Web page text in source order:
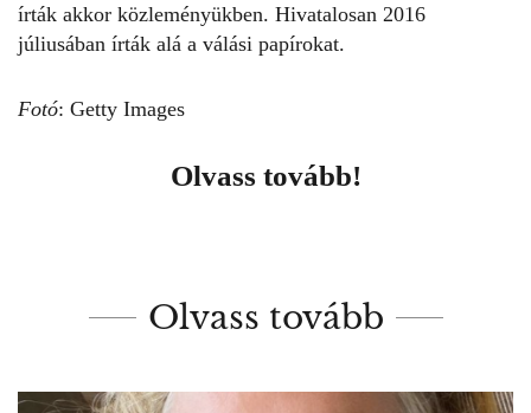
írták akkor közleményükben. Hivatalosan 2016
júliusában írták alá a válási papírokat.
Fotó: Getty Images
Olvass tovább!
Olvass tovább